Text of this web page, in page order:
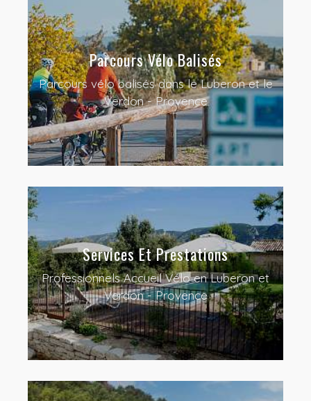
Parcours Vélo Balisés
Parcours vélo balisés dans le Luberon et le
Verdon - Provence
Services Et Prestations
Professionnels Accueil Vélo en Luberon et
Verdon - Provence